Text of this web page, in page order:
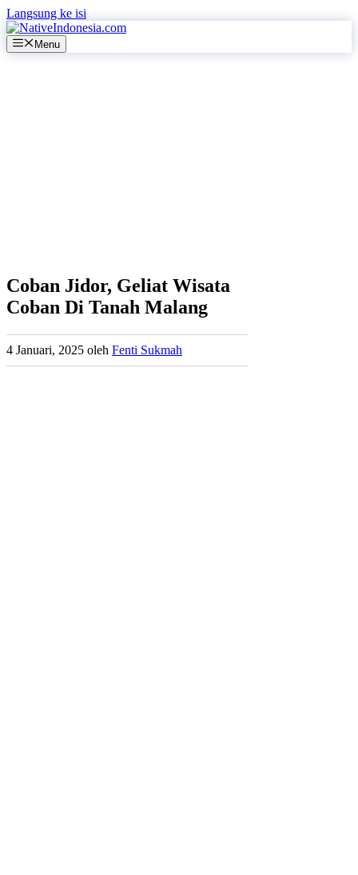
Langsung ke isi
Menu
Coban Jidor, Geliat Wisata
Coban Di Tanah Malang
4 Januari, 2025 oleh Fenti Sukmah